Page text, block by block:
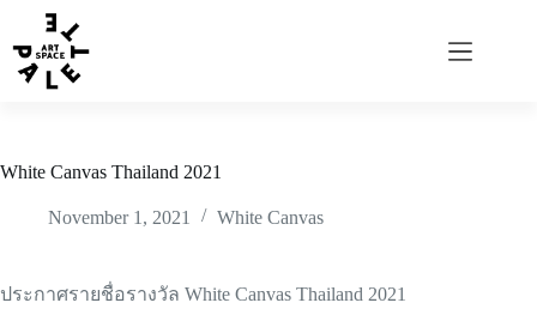
White Canvas Thailand 2021
November 1, 2021 White Canvas
ประกาศรายชื่อรางวัล White Canvas Thailand 2021